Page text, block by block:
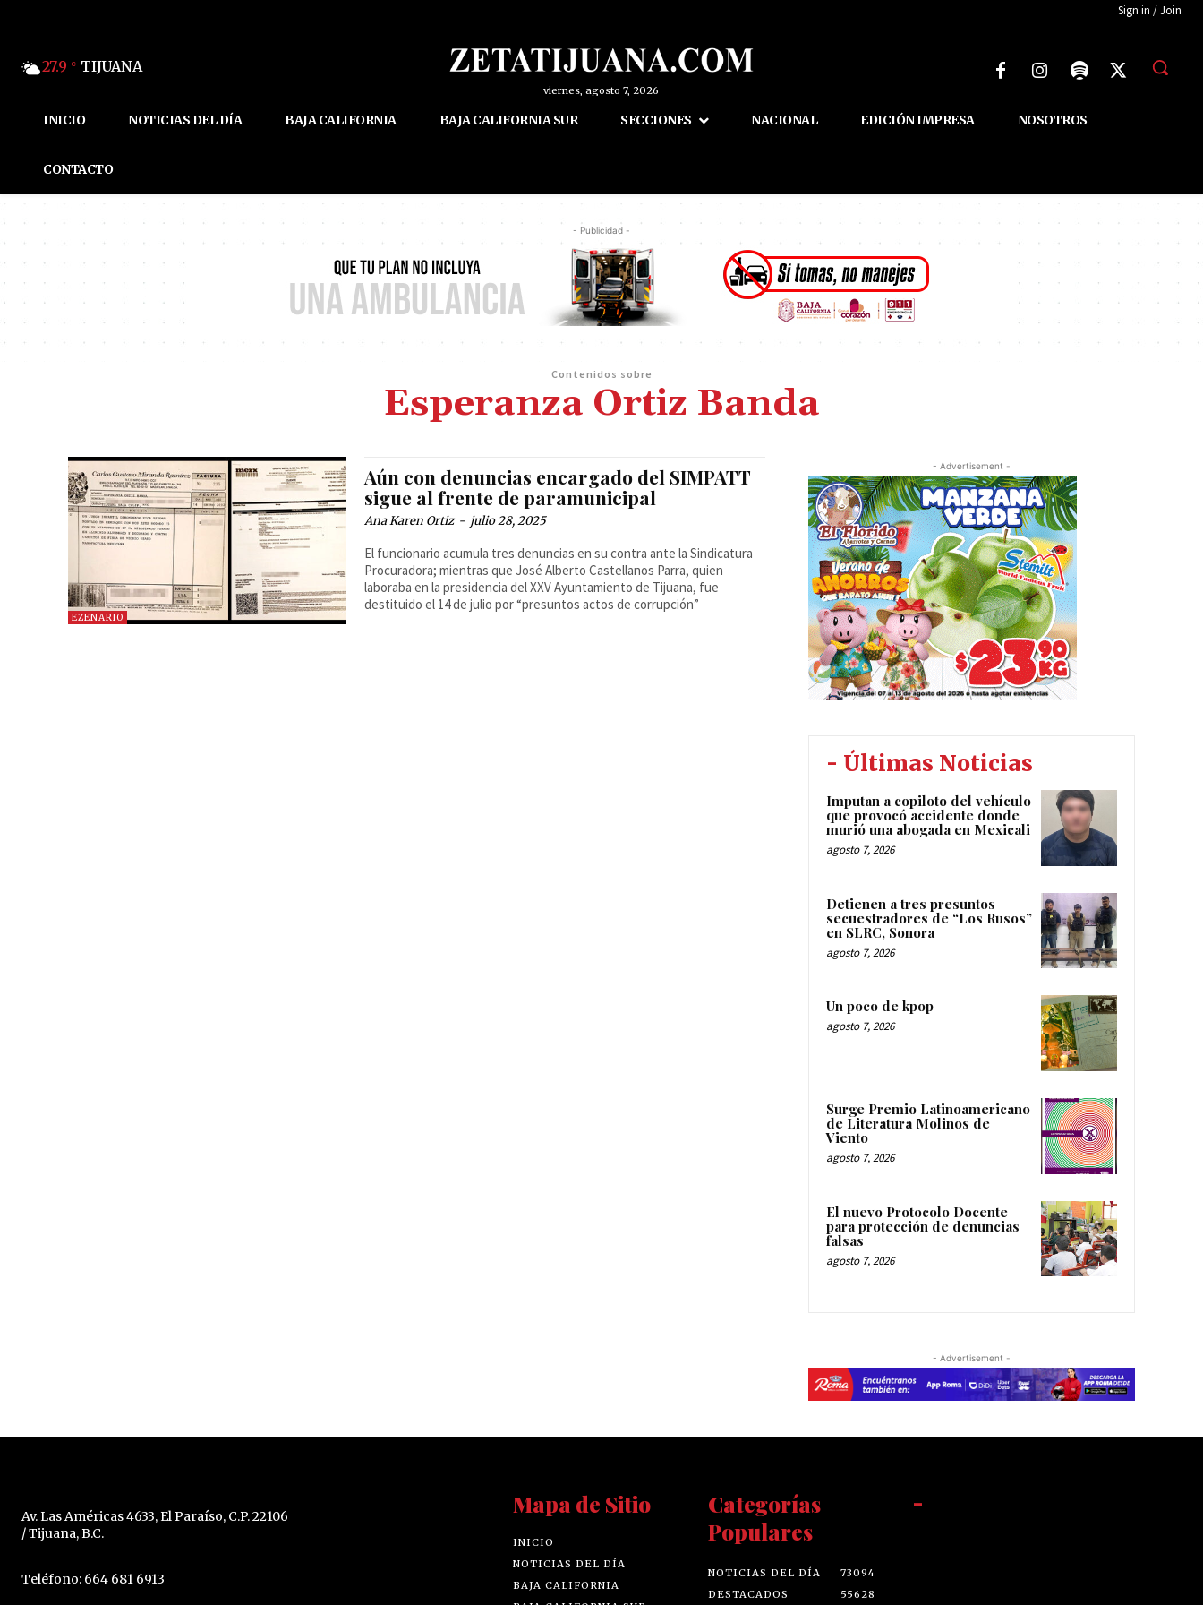
Sign in / Join
27.9 C TIJUANA
viernes, agosto 7, 2026
INICIO NOTICIAS DEL DÍA BAJA CALIFORNIA BAJA CALIFORNIA SUR SECCIONES NACIONAL EDICIÓN IMPRESA NOSOTROS
CONTACTO
- Publicidad -
Contenidos sobre
Esperanza Ortiz Banda
EZENARIO
Aún con denuncias encargado del SIMPATT
sigue al frente de paramunicipal
Ana Karen Ortiz - julio 28, 2025
El funcionario acumula tres denuncias en su contra ante la Sindicatura
Procuradora; mientras que José Alberto Castellanos Parra, quien
laboraba en la presidencia del XXV Ayuntamiento de Tijuana, fue
destituido el 14 de julio por “presuntos actos de corrupción”
- Advertisement -
- Últimas Noticias
Imputan a copiloto del vehículo
que provocó accidente donde
murió una abogada en Mexicali
agosto 7, 2026
Detienen a tres presuntos
secuestradores de “Los Rusos”
en SLRC, Sonora
agosto 7, 2026
Un poco de kpop
agosto 7, 2026
Surge Premio Latinoamericano
de Literatura Molinos de
Viento
agosto 7, 2026
El nuevo Protocolo Docente
para protección de denuncias
falsas
agosto 7, 2026
- Advertisement -
Av. Las Américas 4633, El Paraíso, C.P. 22106
/ Tijuana, B.C.
Teléfono: 664 681 6913
Mapa de Sitio
INICIO
NOTICIAS DEL DÍA
BAJA CALIFORNIA
Categorías
Populares
NOTICIAS DEL DÍA
73094
DESTACADOS
55628
-